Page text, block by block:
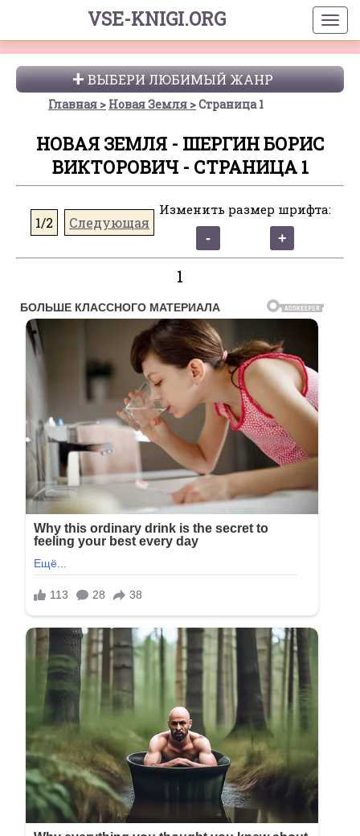
VSE-KNIGI.ORG
ВЫБЕРИ ЛЮБИМЫЙ ЖАНР
Главная Новая Земля Страница 1
НОВАЯ ЗЕМЛЯ - ШЕРГИН БОРИС
ВИКТОРОВИЧ - СТРАНИЦА 1
1/2 Следующая
Изменить размер шрифта:
1